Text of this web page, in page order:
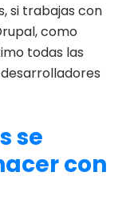
si trabajas con
como
todas las
se
con